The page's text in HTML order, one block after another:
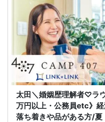
【イベントの参加条件】
独身・対象年齢であること(位表記は
※ 全参加者が満年齢であることを当日
（ご本人の公的証明書、運転免許証や
参加条件が確認できない、該当しない
費のご返金はございません。
最低遂行人数３：３
｡:+ ﾟ ゜ﾟ +:｡:+ ﾟ ゜ﾟ +:｡:+ ﾟ ゜ﾟ +:｡
県内最大数10対10！トークタイム中の
群馬最大級！男女10対10♪
①＼群馬最大級の男女10対10／
多すぎず少なすぎず、参加者様が求め
（最小催行人数3:3）
②直接の連絡先交換自由♪
気の合う方がいたら直接連絡先交換し
トークタイムについて♪
太田＼婚姻歴理解者♡ラ
万円以上・公務員etc》
落ち着きや品がある方/夏